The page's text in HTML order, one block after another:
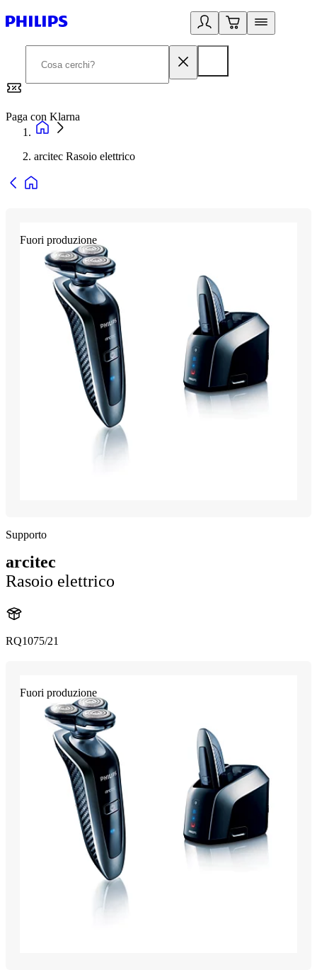
Paga con Klarna
arcitec Rasoio elettrico
Fuori produzione
Supporto
arcitec
Rasoio elettrico
RQ1075/21
Fuori produzione